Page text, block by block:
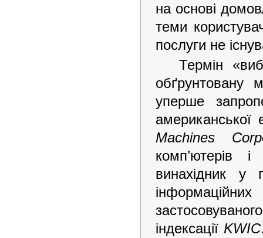
на основі
теми
послуги не
Термін
обґрунтовану
уперше
американської
Machines
комп’ютерів
винахідник у
індексації KWIC